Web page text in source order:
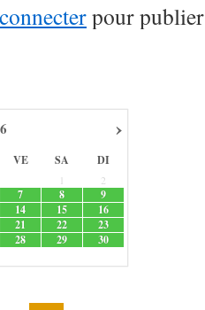
pour
›
VE SA DI
1
2
7 8
9
14 15
16
21 22
23
28 29
30